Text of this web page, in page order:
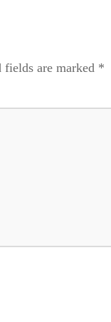
fields are marked *